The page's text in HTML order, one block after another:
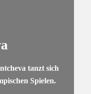
tanzt sich
Spielen.